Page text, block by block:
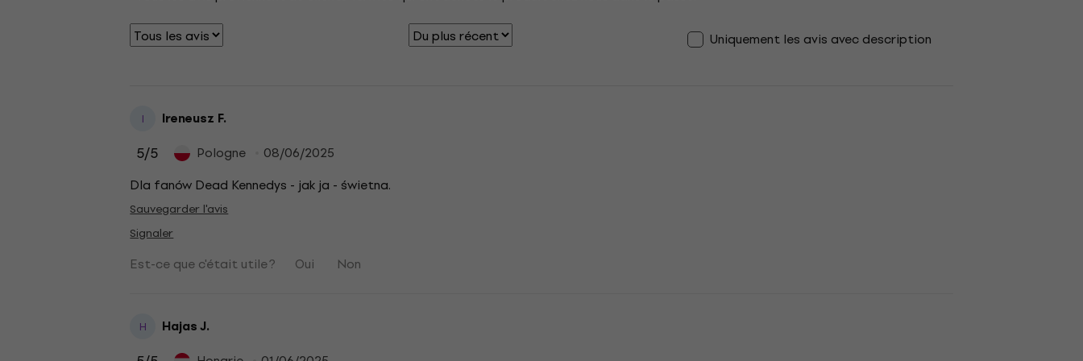
Uniquement les avis avec description
I Ireneusz F.
5/5 Pologne
08/06/2025
Dla fanów Dead Kennedys - jak ja - świetna.
Sauvegarder l'avis
Signaler
Est-ce que c'était utile ? Oui Non
H Hajas J.